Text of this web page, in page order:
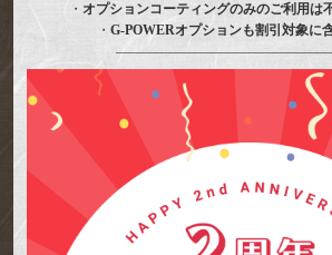
・ オプションコーティングのみのご利用は
・ G-POWERオプションも割引対象に